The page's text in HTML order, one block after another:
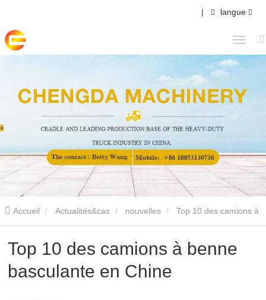
| langue
Accueil Actualités&cas nouvelles
Top 10 des camions à benne
basculante en Chine